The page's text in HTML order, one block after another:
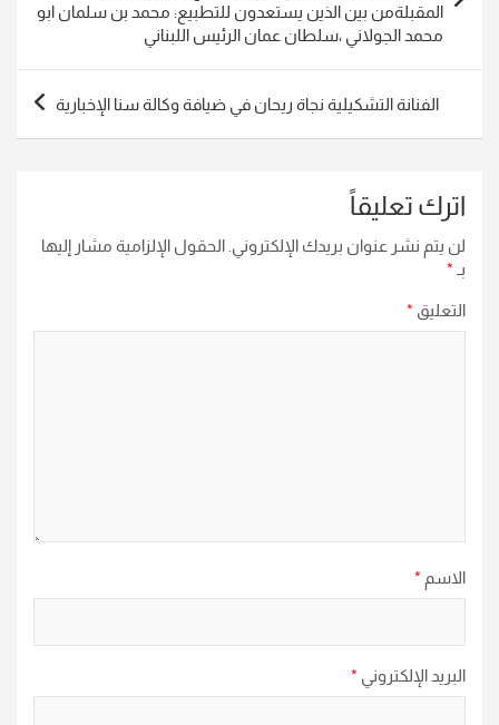
المقبلة‏من بين الذين يستعدون للتطبيع: محمد بن سلمان ابو
محمد الجولاني ،سلطان عمان الرئيس اللبناني
الفنانة التشكيلية نجاة ريحان في ضيافة وكالة سنا الإخبارية
اترك تعليقاً
لن يتم نشر عنوان بريدك الإلكتروني. الحقول الإلزامية مشار إليها
بـ *
التعليق *
الاسم *
البريد الإلكتروني *